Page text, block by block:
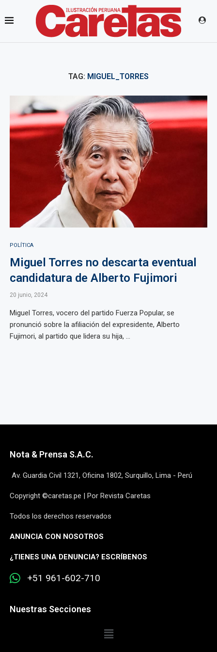
TAG: MIGUEL_TORRES
POLÍTICA
Miguel Torres no descarta eventual
candidatura de Alberto Fujimori
20 junio, 2024
Miguel Torres, vocero del partido Fuerza Popular, se
pronunció sobre la afiliación del expresidente, Alberto
Fujimori, al partido que lidera su hija, ...
Nota & Prensa S.A.C.
Av. Guardia Civil 1321, Oficina 1802, Surquillo, Lima - Perú
Copyright ©caretas.pe | Por Revista Caretas
Todos los derechos reservados
ANUNCIA CON NOSOTROS
¿TIENES UNA DENUNCIA? ESCRÍBENOS
+51 961-602-710
Nuestras Secciones